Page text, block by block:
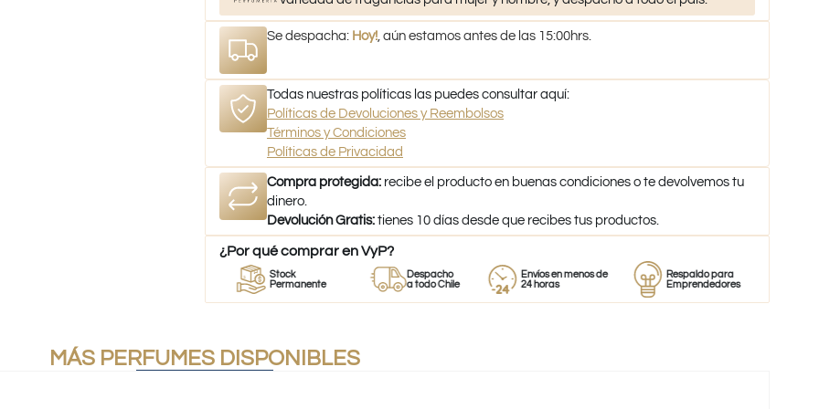
Se despacha: Hoy! , aún estamos antes de las 15:00hrs.
Todas nuestras políticas las puedes consultar aquí:
Políticas de Devoluciones y Reembolsos
Términos y Condiciones
Políticas de Privacidad
Compra protegida: recibe el producto en buenas condiciones o te devolvemos tu
dinero.
Devolución Gratis: tienes 10 días desde que recibes tus productos.
¿Por qué comprar en VyP?
Stock
Permanente
Despacho
a todo Chile
Envíos en menos de
24 horas
Respaldo para
Emprendedores
MÁS PERFUMES DISPONIBLES